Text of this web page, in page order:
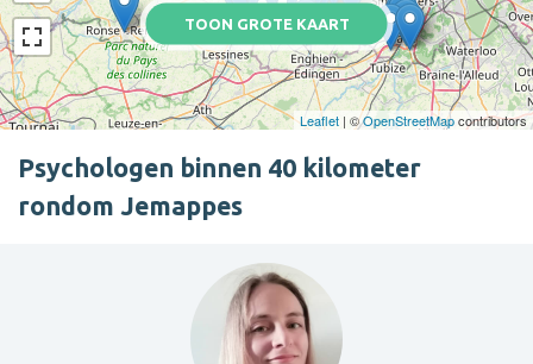
TOON GROTE KAART
Leaflet | ©OpenStreetMapcontributors
Psychologen binnen 40 kilometer
rondom Jemappes